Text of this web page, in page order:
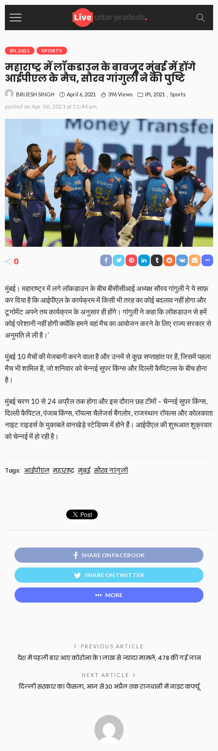
IPL 2021 SPORTS
महाराष्ट्र में लॉकडाउन के बावजूद मुंबई में होंगे
आईपीएल के मैच, सौरव गांगुली ने की पुष्टि
BRIJESH SINGH April 6, 2021 396 Views IPL 2021 Sports
posted on Apr. 06, 2021 at 11:44 am
0
मुंबई। महाराष्ट्र में लगे लॉकडाउन के बीच बीसीसीआई अध्यक्ष सौरव गांगुली ने ये साफ़
कर दिया है कि आईपीएल के कार्यक्रम में किसी भी तरह का कोई बदलाव नहीं होगा और
टूर्नामेंट अपने तय कार्यक्रम के अनुसार ही होंगे। गांगुली ने कहा कि लॉकडाउन से हमें
कोई परेशानी नहीं होगी क्योंकि हमने वहां मैच का आयोजन करने के लिए राज्य सरकार से
अनुमति ले ली है।’
मुंबई 10 मैचों की मेजबानी करने वाला है और उनमें से कुछ सप्ताहांत पर हैं, जिसमें पहला
मैच भी शामिल है, जो शनिवार को चेन्नई सुपर किंग्स और दिल्ली कैपिटल्स के बीच होना
है।
मुंबई चरण 10 से 24 अप्रैल तक होगा और इस दौरान छह टीमों – चेन्नई सुपर किंग्स,
दिल्ली कैपिटल, पंजाब किंग्स, रॉयल्स चैलेंजर्स बैंगलोर, राजस्थान रॉयल्स और कोलकाता
नाइट राइडर्स के मुकाबले वानखेड़े स्टेडियम में होने हैं। आईपीएल की शुरूआत शुक्रवार
को चेन्नई में हो रही है।
Tags: आईपीएल महाराष्ट्र मुंबई सौरव गांगुली
SHARE ON FACEBOOK
SHARE ON TWITTER
MORE
PREVIOUS ARTICLE
देश में पहली बार आए कोरोना के 1 लाख से ज्‍यादा मामले, 478 की गई जान
NEXT ARTICLE
दिल्ली सरकार का फैसला, आज से 30 अप्रैल तक राजधानी में नाइट कर्फ्यू